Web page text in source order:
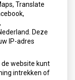
voor
dit te
Translate
Deze
IP-adres
website kunt
intrekken of